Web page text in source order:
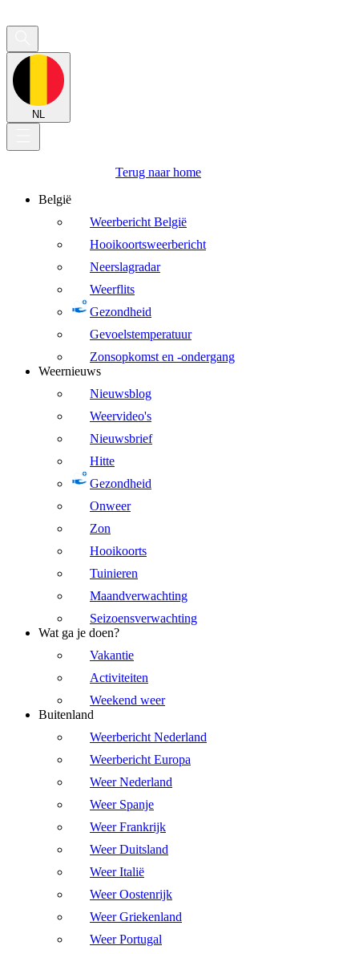
NL
Terug naar home
België
Weerbericht België
Hooikoortsweerbericht
Neerslagradar
Weerflits
Gezondheid
Gevoelstemperatuur
Zonsopkomst en -ondergang
Weernieuws
Nieuwsblog
Weervideo's
Nieuwsbrief
Hitte
Gezondheid
Onweer
Zon
Hooikoorts
Tuinieren
Maandverwachting
Seizoensverwachting
Wat ga je doen?
Vakantie
Activiteiten
Weekend weer
Buitenland
Weerbericht Nederland
Weerbericht Europa
Weer Nederland
Weer Spanje
Weer Frankrijk
Weer Duitsland
Weer Italië
Weer Oostenrijk
Weer Griekenland
Weer Portugal